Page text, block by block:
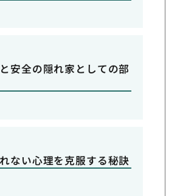
安全の隠れ家としての部
ない心理を克服する秘訣